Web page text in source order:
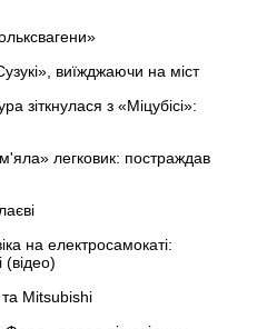
виїжджаючи на міст
зіткнулася з «Міцубісі»:
легковик: постраждав
на електросамокаті:
(відео)
та Mitsubishi